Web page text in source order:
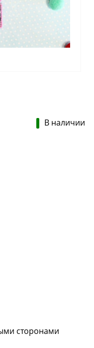
В наличии
сторонами